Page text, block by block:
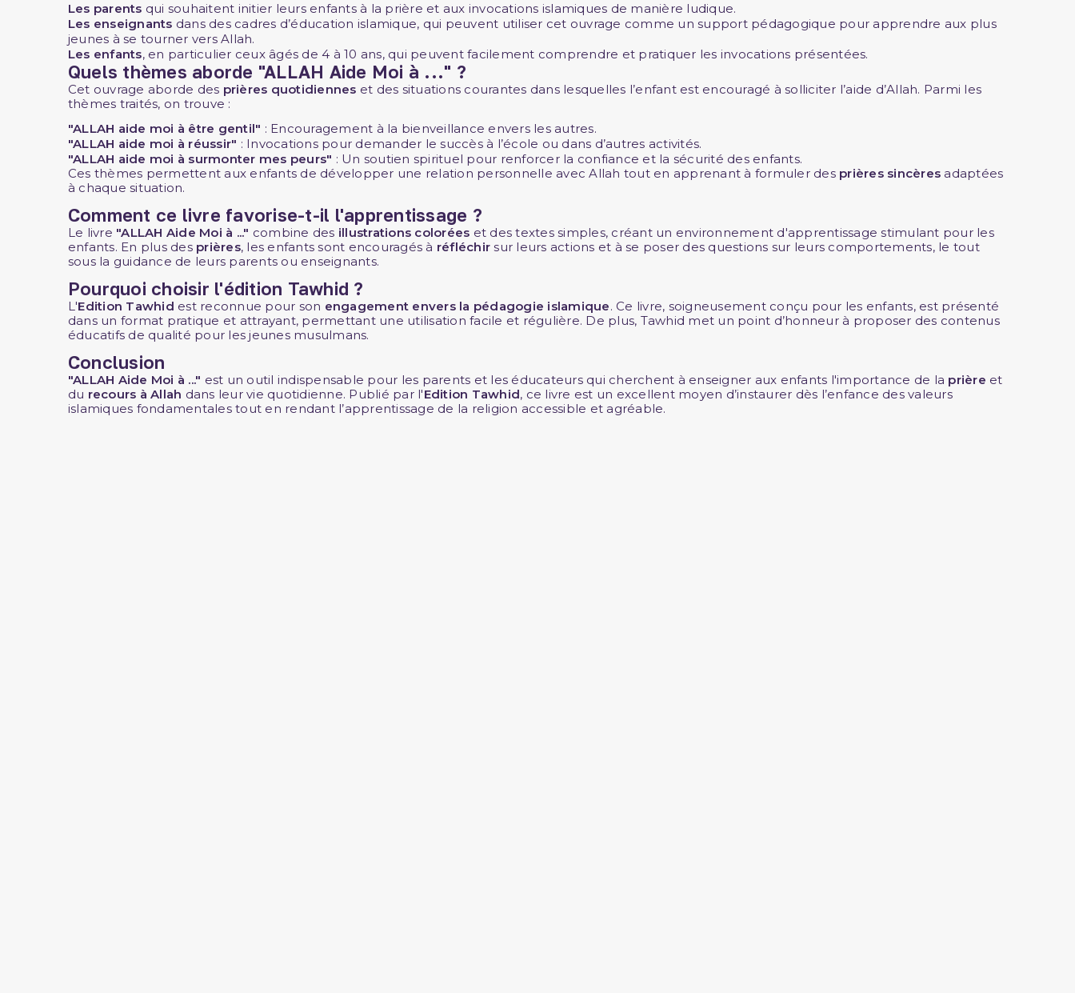
Les parents qui souhaitent initier leurs enfants à la prière et aux invocations islamiques de manière ludique.
Les enseignants dans des cadres d’éducation islamique, qui peuvent utiliser cet ouvrage comme un support pédagogique pour apprendre aux plus
jeunes à se tourner vers Allah.
Les enfants, en particulier ceux âgés de 4 à 10 ans, qui peuvent facilement comprendre et pratiquer les invocations présentées.
Quels thèmes aborde "ALLAH Aide Moi à ..." ?
Cet ouvrage aborde des prières quotidiennes et des situations courantes dans lesquelles l’enfant est encouragé à solliciter l’aide d’Allah. Parmi les
thèmes traités, on trouve :
"ALLAH aide moi à être gentil" : Encouragement à la bienveillance envers les autres.
"ALLAH aide moi à réussir" : Invocations pour demander le succès à l’école ou dans d’autres activités.
"ALLAH aide moi à surmonter mes peurs" : Un soutien spirituel pour renforcer la confiance et la sécurité des enfants.
Ces thèmes permettent aux enfants de développer une relation personnelle avec Allah tout en apprenant à formuler des prières sincères adaptées
à chaque situation.
Comment ce livre favorise-t-il l'apprentissage ?
Le livre "ALLAH Aide Moi à ..." combine des illustrations colorées et des textes simples, créant un environnement d'apprentissage stimulant pour les
enfants. En plus des prières, les enfants sont encouragés à réfléchir sur leurs actions et à se poser des questions sur leurs comportements, le tout
sous la guidance de leurs parents ou enseignants.
Pourquoi choisir l'édition Tawhid ?
L'Edition Tawhid est reconnue pour son engagement envers la pédagogie islamique. Ce livre, soigneusement conçu pour les enfants, est présenté
dans un format pratique et attrayant, permettant une utilisation facile et régulière. De plus, Tawhid met un point d’honneur à proposer des contenus
éducatifs de qualité pour les jeunes musulmans.
Conclusion
"ALLAH Aide Moi à ..." est un outil indispensable pour les parents et les éducateurs qui cherchent à enseigner aux enfants l'importance de la prière et
du recours à Allah dans leur vie quotidienne. Publié par l'Edition Tawhid, ce livre est un excellent moyen d’instaurer dès l’enfance des valeurs
islamiques fondamentales tout en rendant l’apprentissage de la religion accessible et agréable.